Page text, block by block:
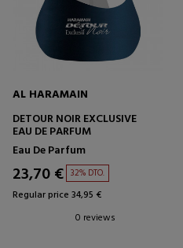
AL HARAMAIN
DETOUR NOIR EXCLUSIVE
EAU DE PARFUM
Eau De Parfum
23,70 € 32% DTO.
Regular price 34,95 €
0 reviews